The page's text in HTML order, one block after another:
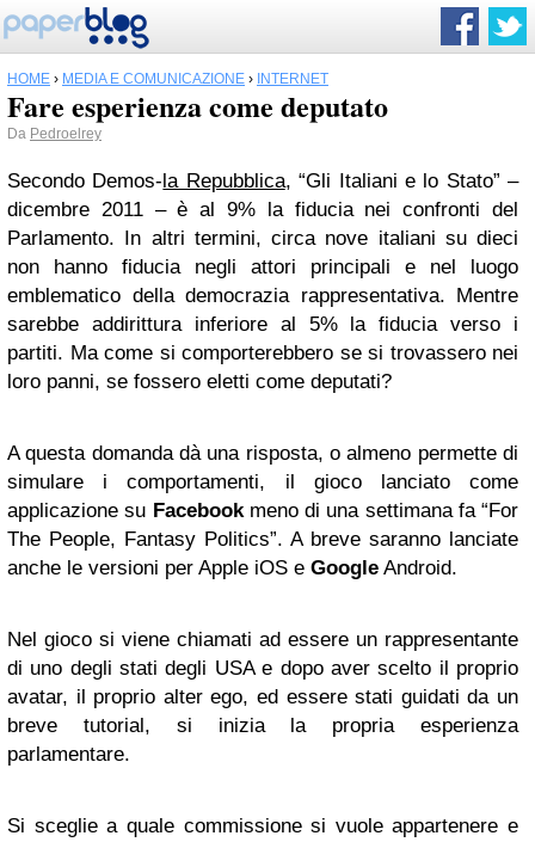
HOME › MEDIA E COMUNICAZIONE › INTERNET
Fare esperienza come deputato
Da Pedroelrey
Secondo Demos-la Repubblica, “Gli Italiani e lo Stato” –
dicembre 2011 – è al 9% la fiducia nei confronti del
Parlamento. In altri termini, circa nove italiani su dieci
non hanno fiducia negli attori principali e nel luogo
emblematico della democrazia rappresentativa. Mentre
sarebbe addirittura inferiore al 5% la fiducia verso i
partiti. Ma come si comporterebbero se si trovassero nei
loro panni, se fossero eletti come deputati?
A questa domanda dà una risposta, o almeno permette di
simulare i comportamenti, il gioco lanciato come
applicazione su Facebookmeno di una settimana fa “For
The People, Fantasy Politics”. A breve saranno lanciate
anche le versioni per Apple iOS e Google Android.
Nel gioco si viene chiamati ad essere un rappresentante
di uno degli stati degli USA e dopo aver scelto il proprio
avatar, il proprio alter ego, ed essere stati guidati da un
breve tutorial, si inizia la propria esperienza
parlamentare.
Si sceglie a quale commissione si vuole appartenere e